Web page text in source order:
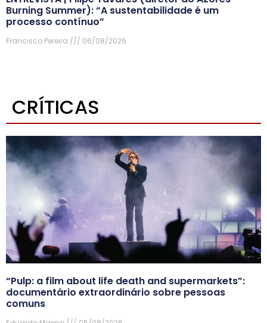
Burning Summer): “A sustentabilidade é um
processo contínuo”
Francisco Pereira 06/08/2026
CRÍTICAS
“Pulp: a film about life death and supermarkets”:
documentário extraordinário sobre pessoas
comuns